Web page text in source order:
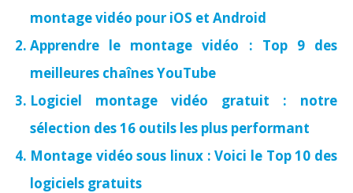
montage vidéo pour iOS et Android
Apprendre le montage vidéo : Top 9 des
meilleures chaînes YouTube
Logiciel montage vidéo gratuit : notre
sélection des 16 outils les plus performant
Montage vidéo sous linux : Voici le Top 10 des
logiciels gratuits